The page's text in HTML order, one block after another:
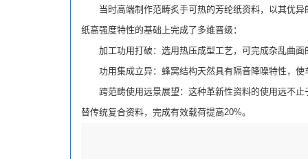
当时高端制作范畴炙手可热的芳纶纸资料，以其优异
纸高强度特性的基础上完成了多维晋级：
加工功用打破：选用热压成型工艺，可完成杂乱曲面
功用集成立异：蜂窝结构天然具有隔音降噪特性，使
跨范畴使用远景展望：这种革新性资料的使用远不止
替传统复合资料，完成有效载荷提高20%。